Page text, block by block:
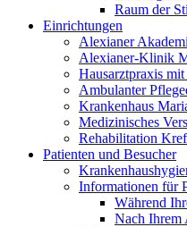
Raum der
Einrichtungen
Alexianer
Alexianer-Klinik
Hausarztpraxis
Ambulanter
Krankenhaus
Medizinisches
Rehabilitation
Patienten und Besucher
Informationen für
Während
Nach Ihrem